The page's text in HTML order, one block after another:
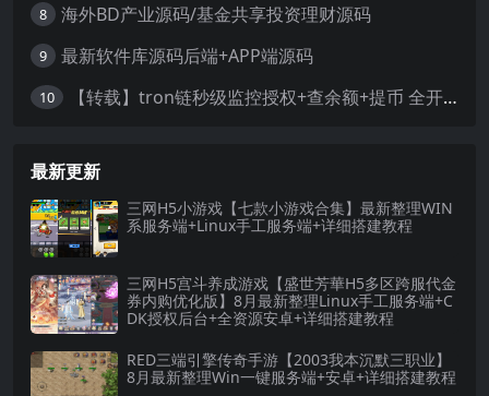
8 海外BD产业源码/基金共享投资理财源码
9 最新软件库源码后端+APP端源码
10 【转载】tron链秒级监控授权+查余额+提币 全开源带视频教程文字教程
最新更新
三网H5小游戏【七款小游戏合集】最新整理WIN
系服务端+Linux手工服务端+详细搭建教程
三网H5宫斗养成游戏【盛世芳華H5多区跨服代金
券内购优化版】8月最新整理Linux手工服务端+C
DK授权后台+全资源安卓+详细搭建教程
RED三端引擎传奇手游【2003我本沉默三职业】
8月最新整理Win一键服务端+安卓+详细搭建教程